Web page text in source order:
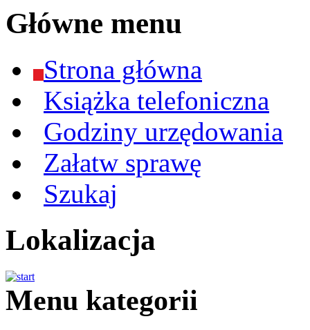
Główne menu
Strona główna
Książka telefoniczna
Godziny urzędowania
Załatw sprawę
Szukaj
Lokalizacja
Menu kategorii